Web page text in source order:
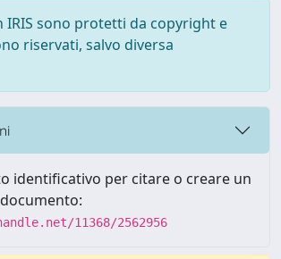
IRIS sono protetti da copyright e
riservati, salvo diversa
identificativo per citare o creare un
11368/2562956